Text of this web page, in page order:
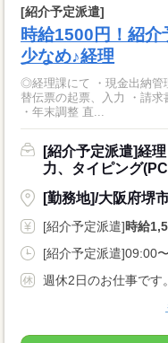
[紹介予定派遣]
時給1500円！紹
少なめ♪経理
◎経理課にて ・現金出納管
替伝票の起票、入力 ・請
・年末調整 直...
[紹介予定派遣]経
力、タイピング
[勤務地]/大阪府堺
[紹介予定派遣]時給
[紹介予定派遣]09:00
週休2日のお仕事です。